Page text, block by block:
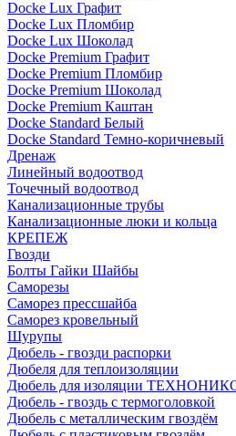
Docke Lux Графит
Docke Lux Пломбир
Docke Lux Шоколад
Docke Premium Графит
Docke Premium Пломбир
Docke Premium Шоколад
Docke Premium Каштан
Docke Standard Белый
Docke Standard Темно-коричневый
Дренаж
Линейный водоотвод
Точечный водоотвод
Канализационные трубы
Канализационные люки и кольца
КРЕПЕЖ
Гвозди
Болты Гайки Шайбы
Саморезы
Саморез прессшайба
Саморез кровельный
Шурупы
Дюбель - гвозди распорки
Дюбеля для теплоизоляции
Дюбель для изоляции
Дюбель - гвоздь с термоголовкой
Дюбель с металлическим гвоздём